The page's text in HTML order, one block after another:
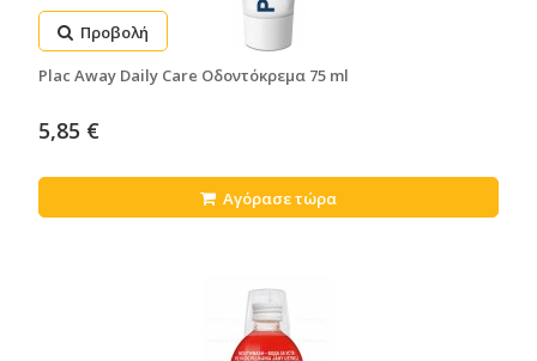
Προβολή
Plac Away Daily Care Οδοντόκρεμα 75 ml
5,85 €
Αγόρασε τώρα